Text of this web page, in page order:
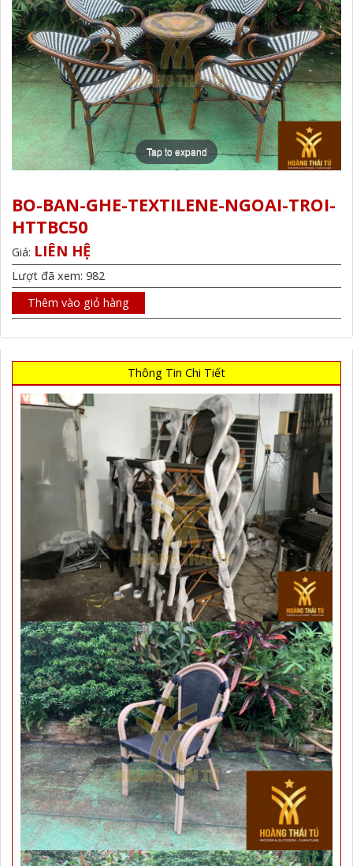
Tap to expand
BO-BAN-GHE-TEXTILENE-NGOAI-TROI-
HTTBC50
Giá: LIÊN HỆ
Lượt đã xem: 982
Thêm vào giỏ hàng
Thông Tin Chi Tiết